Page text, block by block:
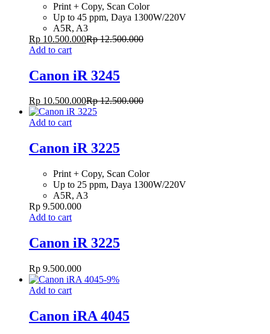
Print + Copy, Scan Color
Up to 45 ppm, Daya 1300W/220V
A5R, A3
Rp 10.500.000Rp12.500.000
Add to cart
Canon iR 3245
Rp 10.500.000Rp12.500.000
Add to cart
Canon iR 3225
Print + Copy, Scan Color
Up to 25 ppm, Daya 1300W/220V
A5R, A3
Rp 9.500.000
Add to cart
Canon iR 3225
Rp 9.500.000
-9%
Add to cart
Canon iRA 4045